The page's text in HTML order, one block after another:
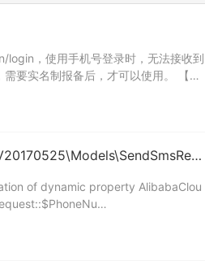
，使用手机号登录时，无法接收到
要实名制报备后，才可以使用。 【短
of dynamic property AlibabaClou